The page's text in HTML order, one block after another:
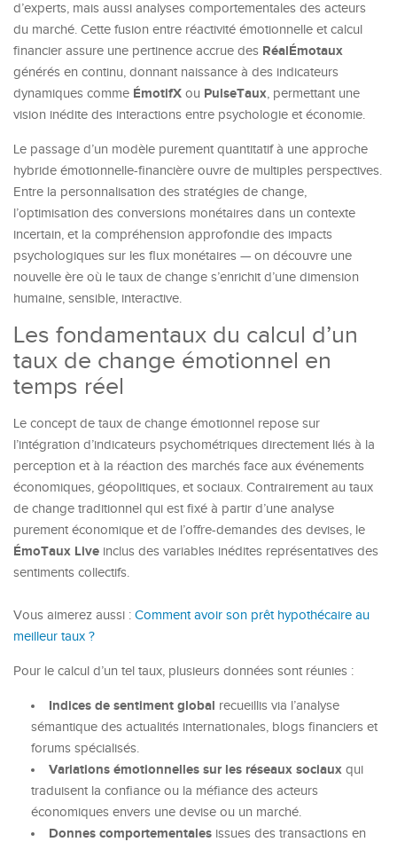
d’experts, mais aussi analyses comportementales des acteurs
du marché. Cette fusion entre réactivité émotionnelle et calcul
financier assure une pertinence accrue des RéalÉmotaux
générés en continu, donnant naissance à des indicateurs
dynamiques comme ÉmotifX ou PulseTaux, permettant une
vision inédite des interactions entre psychologie et économie.
Le passage d’un modèle purement quantitatif à une approche
hybride émotionnelle-financière ouvre de multiples perspectives.
Entre la personnalisation des stratégies de change,
l’optimisation des conversions monétaires dans un contexte
incertain, et la compréhension approfondie des impacts
psychologiques sur les flux monétaires — on découvre une
nouvelle ère où le taux de change s’enrichit d’une dimension
humaine, sensible, interactive.
Les fondamentaux du calcul d’un
taux de change émotionnel en
temps réel
Le concept de taux de change émotionnel repose sur
l’intégration d’indicateurs psychométriques directement liés à la
perception et à la réaction des marchés face aux événements
économiques, géopolitiques, et sociaux. Contrairement au taux
de change traditionnel qui est fixé à partir d’une analyse
purement économique et de l’offre-demandes des devises, le
ÉmoTaux Live inclus des variables inédites représentatives des
sentiments collectifs.
Vous aimerez aussi : Comment avoir son prêt hypothécaire au
meilleur taux ?
Pour le calcul d’un tel taux, plusieurs données sont réunies :
Indices de sentiment global recueillis via l’analyse
sémantique des actualités internationales, blogs financiers et
forums spécialisés.
Variations émotionnelles sur les réseaux sociaux qui
traduisent la confiance ou la méfiance des acteurs
économiques envers une devise ou un marché.
Donnes comportementales issues des transactions en